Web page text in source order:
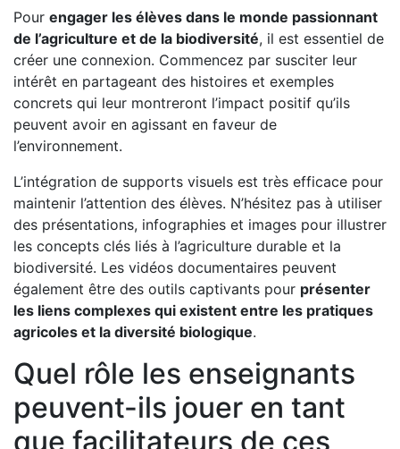
Pour engager les élèves dans le monde passionnant
de l’agriculture et de la biodiversité, il est essentiel de
créer une connexion. Commencez par susciter leur
intérêt en partageant des histoires et exemples
concrets qui leur montreront l’impact positif qu’ils
peuvent avoir en agissant en faveur de
l’environnement.
L’intégration de supports visuels est très efficace pour
maintenir l’attention des élèves. N’hésitez pas à utiliser
des présentations, infographies et images pour illustrer
les concepts clés liés à l’agriculture durable et la
biodiversité. Les vidéos documentaires peuvent
également être des outils captivants pour présenter
les liens complexes qui existent entre les pratiques
agricoles et la diversité biologique.
Quel rôle les enseignants
peuvent-ils jouer en tant
que facilitateurs de ces